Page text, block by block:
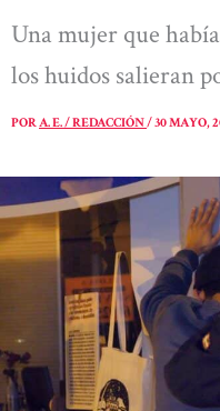
Una mujer que
los huidos salieran
PORA. E. / REDACCIÓN/30 MAYO,